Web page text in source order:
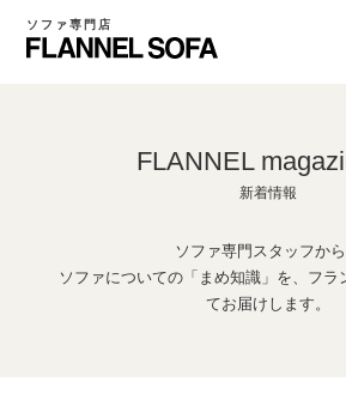
ソファ専門店
FLANNEL
新着情報
ソファ専門スタッフか
ソファについての「まめ知識」を、フラ
てお届けします。